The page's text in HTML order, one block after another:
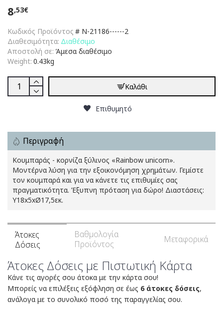
Κωδικός Προϊόντος # N-21186------2
Διαθεσιμότητα: Διαθέσιμο
Αποστολή σε: Άμεσα διαθέσιμο
Weight: 0.43kg
8,53€
Καλάθι
Επιθυμητό
Περιγραφή
Κουμπαράς - κορνίζα ξύλινος «Rainbow unicorn».
Μοντέρνα λύση για την εξοικονόμηση χρημάτων. Γεμίστε
τον κουμπαρά και για να κάνετε τις επιθυμίες σας
πραγματικότητα. Έξυπνη πρόταση για δώρο! Διαστάσεις:
Υ18x5xØ17,5εκ.
Άτοκες
Δόσεις
Βαθμολογία
Προϊόντος
Μεταφορικά
Άτοκες Δόσεις με Πιστωτική Κάρτα
Κάνε τις αγορές σου άτοκα με την κάρτα σου!
Μπορείς να επιλέξεις εξόφληση σε έως 6 άτοκες δόσεις,
ανάλογα με το συνολικό ποσό της παραγγελίας σου.